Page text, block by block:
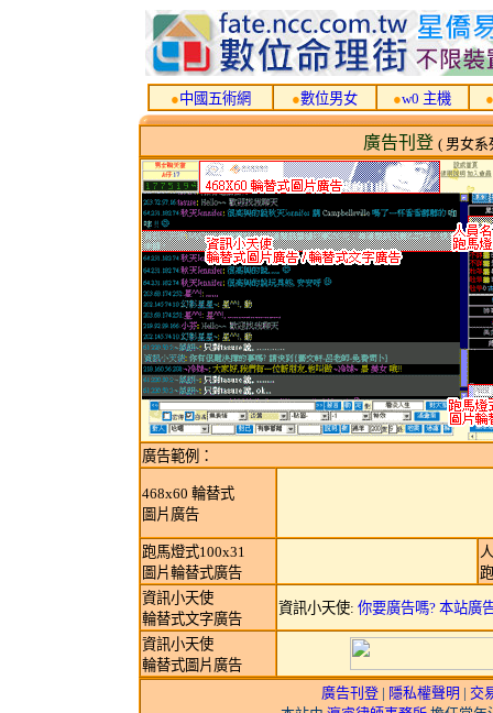
●中國五術網 ●數位男女 ●w0 主機 ●
廣告刊登 ( 男女系
廣告範例：
468x60 輪替式
圖片廣告
跑馬燈式100x31
圖片輪替式廣告
資訊小天使
輪替式文字廣告
資訊小天使: 你要廣告嗎? 本站廣
資訊小天使
輪替式圖片廣告
廣告刊登 | 隱私權聲明 | 交